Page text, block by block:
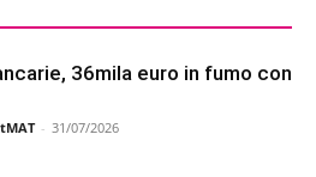
36mila euro in fumo con
- 31/07/2026